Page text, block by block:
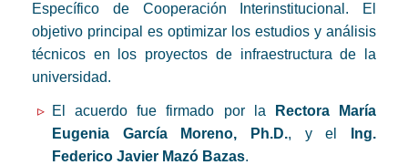
Específico de Cooperación Interinstitucional. El
objetivo principal es optimizar los estudios y análisis
técnicos en los proyectos de infraestructura de la
universidad.
El acuerdo fue firmado por la
Rectora María
Eugenia García Moreno, Ph.D., y el
Ing.
Federico Javier Mazó Bazas.